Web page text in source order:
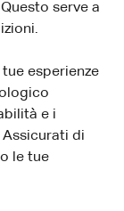
serve a
tue esperienze
e i
di
le tue